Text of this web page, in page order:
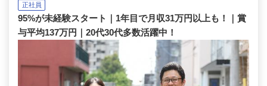
正社員
95%が未経験スタート｜1年目で月収31万円以上も！｜賞
与平均137万円｜20代30代多数活躍中！